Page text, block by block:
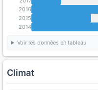
2016
2015
2014
Voir les données en tableau
Climat